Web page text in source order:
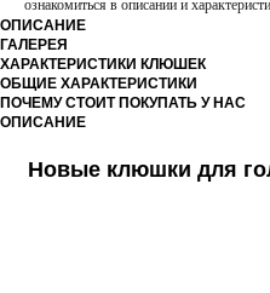
ознакомиться в описании и
ОПИСАНИЕ
ГАЛЕРЕЯ
ХАРАКТЕРИСТИКИ КЛЮШЕК
ОБЩИЕ ХАРАКТЕРИСТИКИ
ПОЧЕМУ СТОИТ ПОКУПАТЬ У НАС
ОПИСАНИЕ
Новые клюшки для